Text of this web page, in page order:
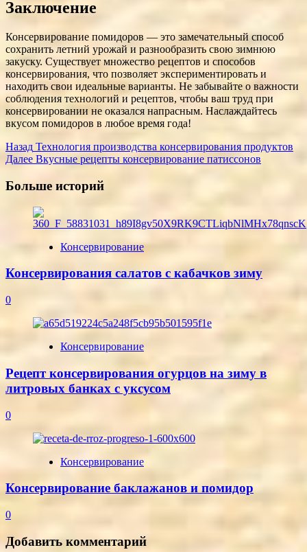
Заключение
Консервирование помидоров — это замечательный способ
сохранить летний урожай и разнообразить свою зимнюю
закуску. Существует множество рецептов и способов
консервирования, что позволяет экспериментировать и
находить свои идеальные варианты. Не забывайте о важности
соблюдения технологий и рецептов, чтобы ваш труд при
консервировании не оказался напрасным. Наслаждайтесь
вкусом помидоров в любое время года!
Post
Navigation
Назад Технология производства консервирования продуктов
Далее Вкусные рецепты консервирование патиссонов
Больше историй
Консервирование
Консервирования салатов с кабачков зиму
0
Консервирование
Рецепт консервирования огурцов на зиму в
литровых банках с уксусом
0
Консервирование
Консервирование баклажанов и помидор
0
Добавить комментарий